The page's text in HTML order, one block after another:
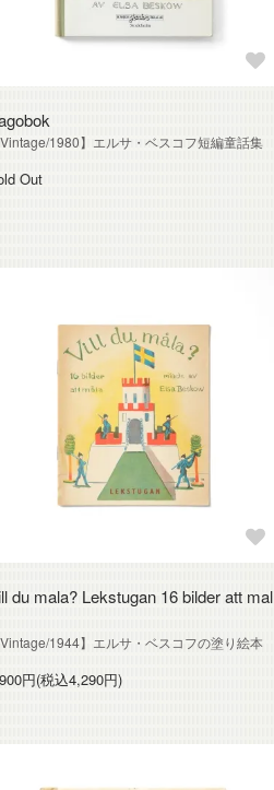
Vintage/1980】エルサ・ベスコフ短編童話集
Out
du mala? Lekstugan 16 bilder att mal
Vintage/1944】エルサ・ベスコフの塗り絵本
円(税込4,290円)